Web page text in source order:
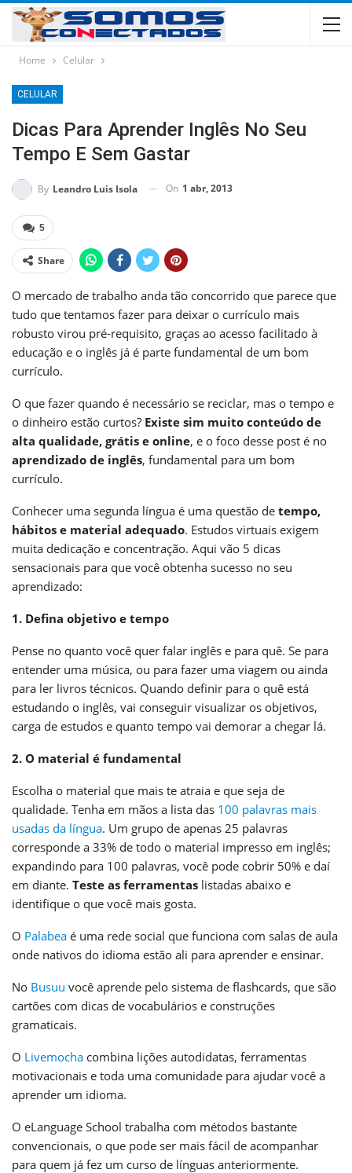
Home Celular
CELULAR
Dicas Para Aprender Inglês No Seu
Tempo E Sem Gastar
By Leandro Luis Isola On 1 abr, 2013
5
Share
O mercado de trabalho anda tão concorrido que parece que
tudo que tentamos fazer para deixar o currículo mais
robusto virou pré-requisito, graças ao acesso facilitado à
educação e o inglês já é parte fundamental de um bom
currículo.
O que fazer quando é necessário se reciclar, mas o tempo e
o dinheiro estão curtos? Existe sim muito conteúdo de
alta qualidade, grátis e online, e o foco desse post é no
aprendizado de inglês, fundamental para um bom
currículo.
Conhecer uma segunda língua é uma questão de tempo,
hábitos e material adequado. Estudos virtuais exigem
muita dedicação e concentração. Aqui vão 5 dicas
sensacionais para que você obtenha sucesso no seu
aprendizado:
1. Defina objetivo e tempo
Pense no quanto você quer falar inglês e para quê. Se para
entender uma música, ou para fazer uma viagem ou ainda
para ler livros técnicos. Quando definir para o quê está
estudando o inglês, vai conseguir visualizar os objetivos,
carga de estudos e quanto tempo vai demorar a chegar lá.
2. O material é fundamental
Escolha o material que mais te atraia e que seja de
qualidade. Tenha em mãos a lista das 100 palavras mais
usadas da língua. Um grupo de apenas 25 palavras
corresponde a 33% de todo o material impresso em inglês;
expandindo para 100 palavras, você pode cobrir 50% e daí
em diante. Teste as ferramentas listadas abaixo e
identifique o que você mais gosta.
O Palabea é uma rede social que funciona com salas de aula
onde nativos do idioma estão ali para aprender e ensinar.
No Busuu você aprende pelo sistema de flashcards, que são
cartões com dicas de vocabulários e construções
gramaticais.
O Livemocha combina lições autodidatas, ferramentas
motivacionais e toda uma comunidade para ajudar você a
aprender um idioma.
O eLanguage School trabalha com métodos bastante
convencionais, o que pode ser mais fácil de acompanhar
para quem já fez um curso de línguas anteriormente.